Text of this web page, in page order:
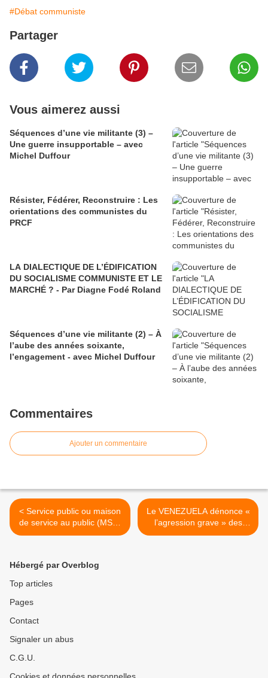
#Débat communiste
Partager
Vous aimerez aussi
Séquences d’une vie militante (3) –
Une guerre insupportable – avec
Michel Duffour
Résister, Fédérer, Reconstruire : Les
orientations des communistes du
PRCF
LA DIALECTIQUE DE L’ÉDIFICATION
DU SOCIALISME COMMUNISTE ET LE
MARCHÉ ? - Par Diagne Fodé Roland
Séquences d’une vie militante (2) – À
l’aube des années soixante,
l’engagement - avec Michel Duffour
Commentaires
Ajouter un commentaire
< Service public ou maison
de service au public (MSP)
?
Le VENEZUELA dénonce «
l’agression grave » des
USA [vidéo] >
Hébergé par Overblog
Top articles
Pages
Contact
Signaler un abus
C.G.U.